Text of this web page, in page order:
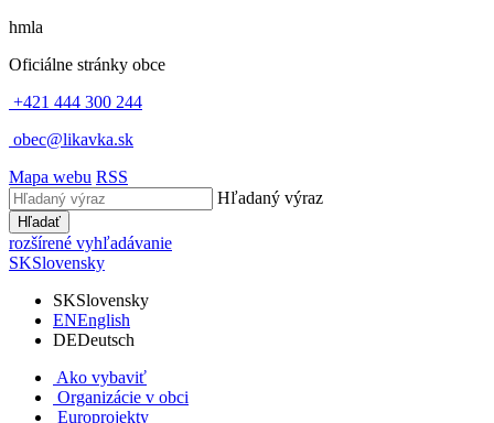
hmla
Oficiálne stránky obce
+421 444 300 244
obec@likavka.sk
Mapa webu RSS
Hľadaný výraz
Hľadať
rozšírené vyhľadávanie
SKSlovensky
SKSlovensky
ENEnglish
DEDeutsch
Ako vybaviť
Organizácie v obci
Europrojekty